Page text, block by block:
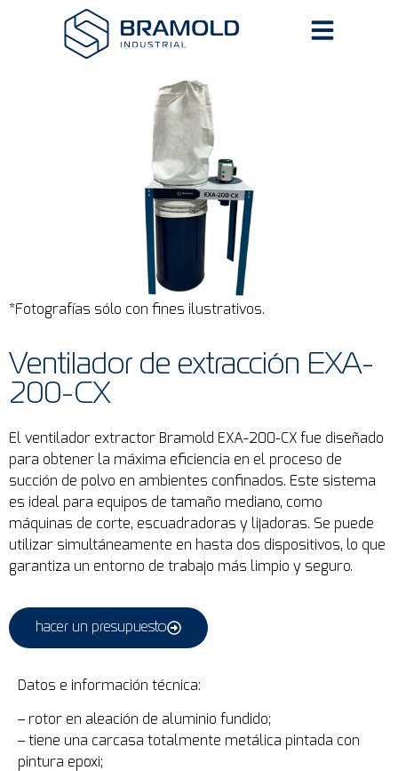
*Fotografías sólo con fines ilustrativos.
Ventilador de extracción EXA-
200-CX
El ventilador extractor Bramold EXA-200-CX fue diseñado
para obtener la máxima eficiencia en el proceso de
succión de polvo en ambientes confinados. Este sistema
es ideal para equipos de tamaño mediano, como
máquinas de corte, escuadradoras y lijadoras. Se puede
utilizar simultáneamente en hasta dos dispositivos, lo que
garantiza un entorno de trabajo más limpio y seguro.
hacer un presupuesto
Datos e información técnica:
– rotor en aleación de aluminio fundido;
– tiene una carcasa totalmente metálica pintada con
pintura epoxi;